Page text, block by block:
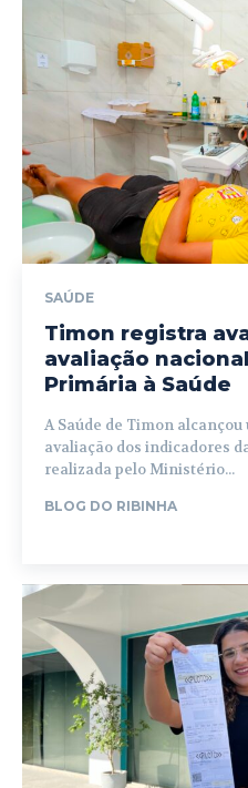
SAÚDE
Timon registra
avaliação
Primária à Saúde
A Saúde de Timon
avaliação dos indicadores
realizada pelo Ministério...
BLOG DO RIBINHA